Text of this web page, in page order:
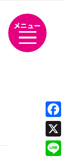
メニュー
X